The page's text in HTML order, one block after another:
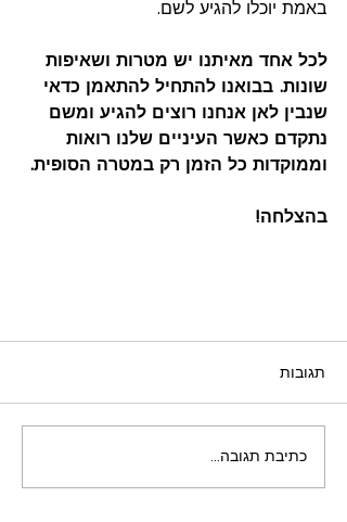
באמת יוכלו להגיע לשם.
לכל אחד מאיתנו יש מטרות ושאיפות
שונות. בבואנו להתחיל להתאמן כדאי
שנבין לאן אנחנו רוצים להגיע ומשם
נתקדם כאשר העיניים שלנו רואות
וממוקדות כל הזמן רק במטרה הסופית.
בהצלחה!
תגובות
כתיבת תגובה...